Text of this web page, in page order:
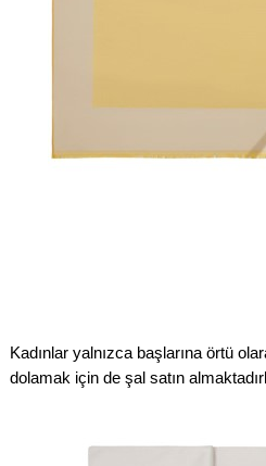
Kadınlar yalnızca başlarına örtü
dolamak için de şal satın